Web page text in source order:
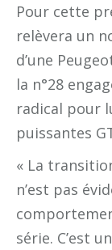
Pour cette
relèvera un
d’une
la n°28
radical pour
puissantes
« La
n’est pas
série. C’est